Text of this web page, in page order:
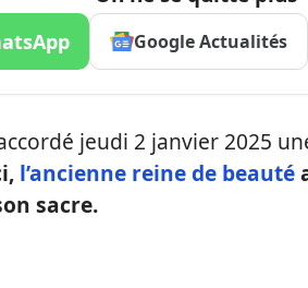
Google Actualités
jeudi 2 janvier 2025
l’ancienne reine de beauté
sacre.